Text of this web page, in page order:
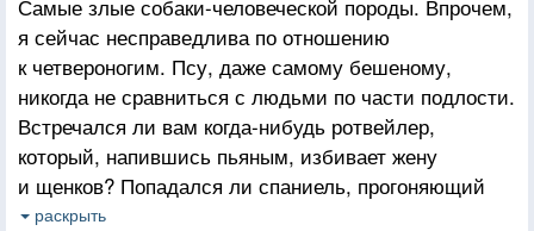
Самые злые собаки-человеческой породы. Впрочем,
я сейчас несправедлива по отношению
к четвероногим. Псу, даже самому бешеному,
никогда не сравниться с людьми по части подлости.
Встречался ли вам когда-нибудь ротвейлер,
который, напившись пьяным, избивает жену
и щенков? Попадался ли спаниель, прогоняющий
из дома свою бабушку, потому что та от старости
раскрыть